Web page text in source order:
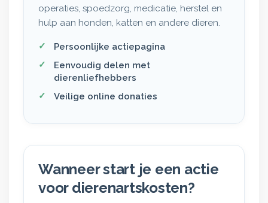
operaties, spoedzorg, medicatie, herstel en
hulp aan honden, katten en andere dieren.
Persoonlijke actiepagina
Eenvoudig delen met
dierenliefhebbers
Veilige online donaties
Wanneer start je een actie
voor dierenartskosten?